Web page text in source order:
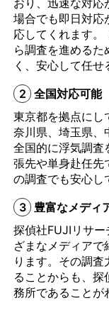
おり、迅速な対応
場合でも即日対応
応してくれます
ら調査を進める
く、安心して任せ
2
全国対応可能
東京都を拠点にし
奈川県、埼玉県、
全国的に浮気調査
張先や単身赴任先
の調査でも安心し
3 豊富なメディ
探偵社FUJIリサー
ざまなメディア
ります。その調
ることからも、
務所であることが